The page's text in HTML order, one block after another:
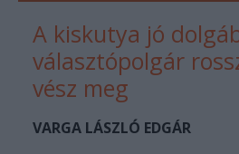
A kiskutya jó
választópolgár
vész meg
VARGA LÁSZLÓ EDGÁR